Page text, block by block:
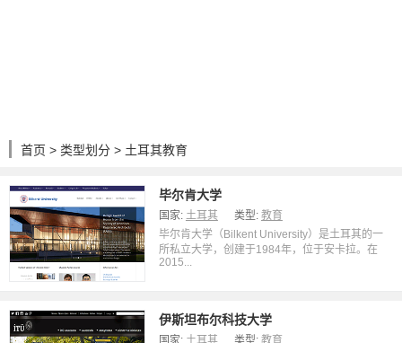
首页 > 类型划分 > 土耳其教育
毕尔肯大学
国家: 土耳其 类型: 教育
毕尔肯大学（Bilkent University）是土耳其的一
所私立大学，创建于1984年，位于安卡拉。在
2015...
伊斯坦布尔科技大学
国家: 土耳其 类型: 教育